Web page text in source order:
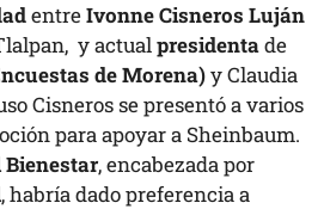
entreIvonne Cisneros Luján
y actualpresidentade
de Morena)y Claudia
Cisneros se presentó a varios
para apoyar a Sheinbaum.
Bienestar, encabezada por
, habría dado preferencia a